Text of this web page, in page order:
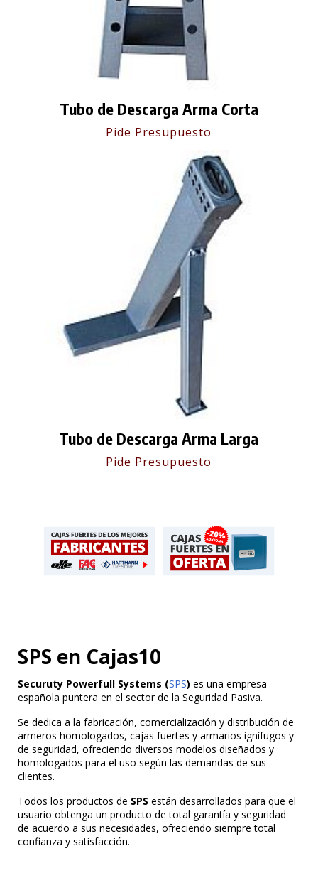
Tubo de Descarga Arma Corta
Pide Presupuesto
Tubo de Descarga Arma Larga
Pide Presupuesto
SPS en Cajas10
Securuty Powerfull Systems (SPS) es una empresa
española puntera en el sector de la Seguridad Pasiva.
Se dedica a la fabricación, comercialización y distribución de
armeros homologados, cajas fuertes y armarios ignífugos y
de seguridad, ofreciendo diversos modelos diseñados y
homologados para el uso según las demandas de sus
clientes.
Todos los productos de SPS están desarrollados para que el
usuario obtenga un producto de total garantía y seguridad
de acuerdo a sus necesidades, ofreciendo siempre total
confianza y satisfacción.